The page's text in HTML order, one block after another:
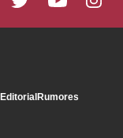
EditorialRumores